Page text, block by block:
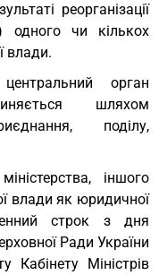
реорганізації
одного чи кількох
влади.
орган
шляхом
поділу,
іншого
влади як юридичної
строк з дня
Ради України
Кабінету Міністрів